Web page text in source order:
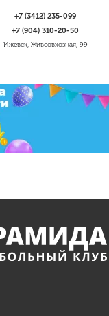
+7 (3412) 235-099
+7 (904) 310-20-50
Ижевск, Живсовхозная, 99